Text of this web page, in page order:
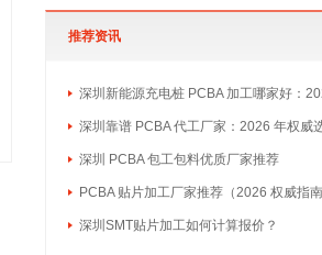
推荐资讯
深圳新能源充电桩 PCBA 加工哪家好：
深圳靠谱 PCBA 代工厂家：2026 年权威
深圳 PCBA 包工包料优质厂家推荐
PCBA 贴片加工厂家推荐（2026 权威指南
深圳SMT贴片加工如何计算报价？